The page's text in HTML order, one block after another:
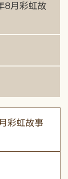
8月彩虹故
彩虹故事